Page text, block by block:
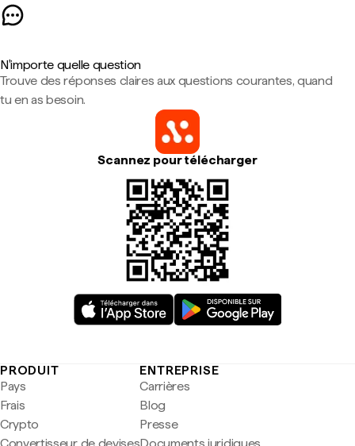
N'importe quelle question
Trouve des réponses claires aux questions courantes, quand
tu en as besoin.
Scannez pour télécharger
PRODUIT
Pays
Frais
Crypto
ENTREPRISE
Carrières
Blog
Presse